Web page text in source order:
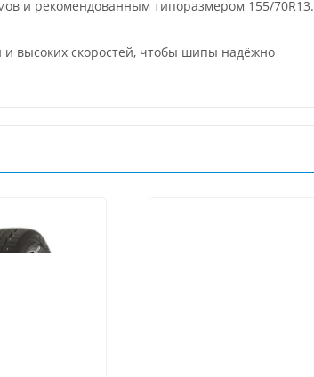
и рекомендованным типоразмером 155/70R13.
и высоких скоростей, чтобы шипы надёжно